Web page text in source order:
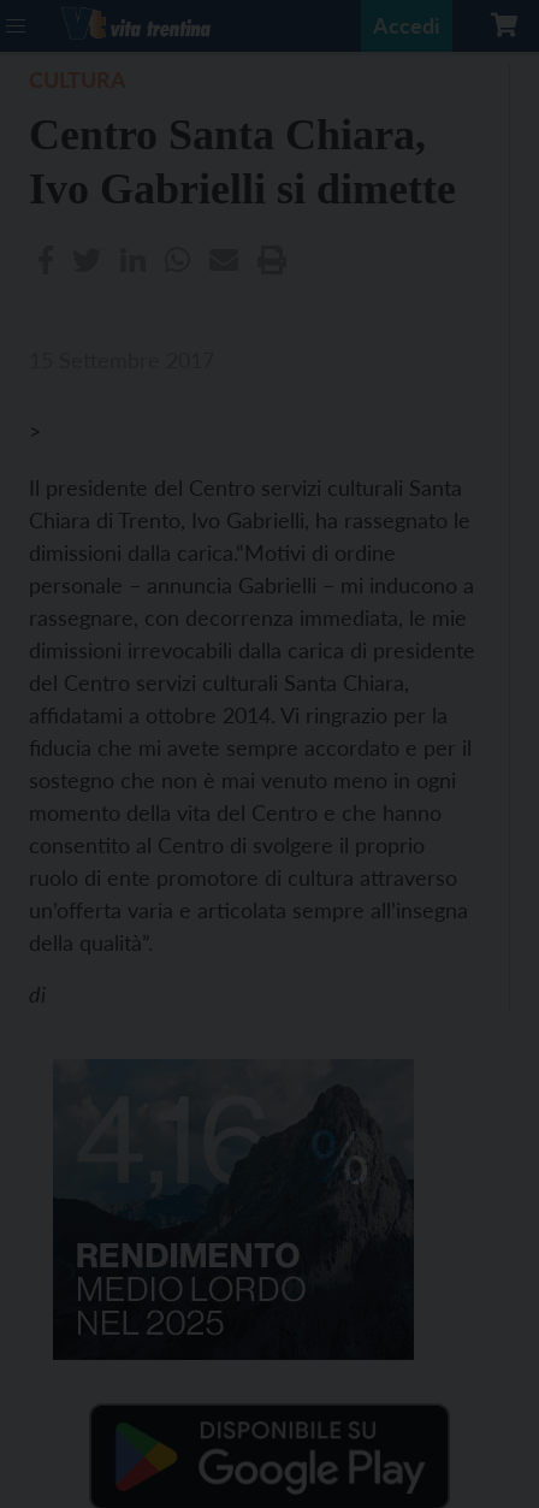
Accedi
Centro Santa Chiara,
Ivo Gabrielli si dimette
>
Il presidente del Centro servizi culturali Santa
Chiara di Trento, Ivo Gabrielli, ha rassegnato le
dimissioni dalla carica.“Motivi di ordine
personale – annuncia Gabrielli – mi inducono a
rassegnare, con decorrenza immediata, le mie
dimissioni irrevocabili dalla carica di presidente
del Centro servizi culturali Santa Chiara,
affidatami a ottobre 2014. Vi ringrazio per la
fiducia che mi avete sempre accordato e per il
sostegno che non è mai venuto meno in ogni
momento della vita del Centro e che hanno
consentito al Centro di svolgere il proprio
ruolo di ente promotore di cultura attraverso
un’offerta varia e articolata sempre all’insegna
della qualità”.
di